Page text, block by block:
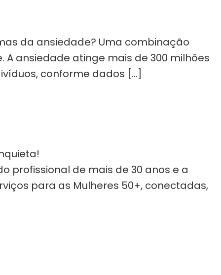
da ansiedade? Uma combinação
ansiedade atinge mais de 300 milhões
conforme dados […]
profissional de mais de 30 anos e a
para as Mulheres 50+, conectadas,